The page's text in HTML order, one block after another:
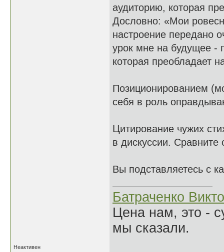
аудиторию, которая
Дословно: «Мои
настроение передано
урок мне на будущее -
которая преобладает
Позиционированием
себя в роль
Цитирование чужих
в дискуссии.
Вы подставляетесь с
Батраченко
Цена нам, это -
мы сказали.
Неактивен